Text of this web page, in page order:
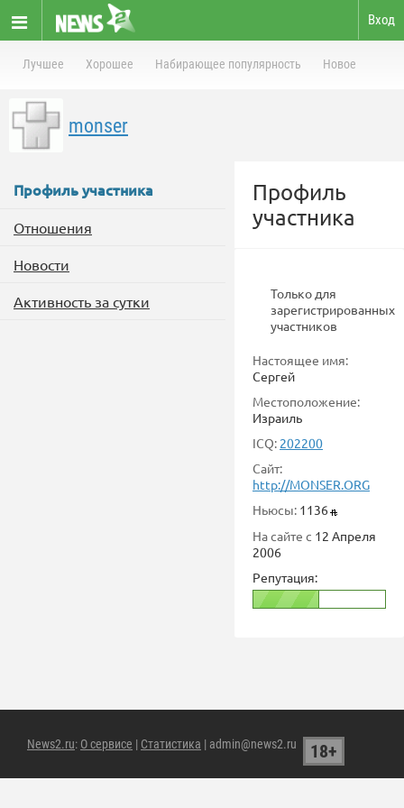
Вход
Лучшее Хорошее Набирающее популярность Новое
monser
Профиль участника
Отношения
Новости
Активность за сутки
Профиль
участника
Только для
зарегистрированных
участников
Настоящее имя:
Сергей
Местоположение:
Израиль
ICQ: 202200
Сайт:
http://MONSER.ORG
Ньюсы: 1136
На сайте с 12 Апреля
2006
Репутация:
News2.ru: О сервисе | Статистика | admin@news2.ru 18+